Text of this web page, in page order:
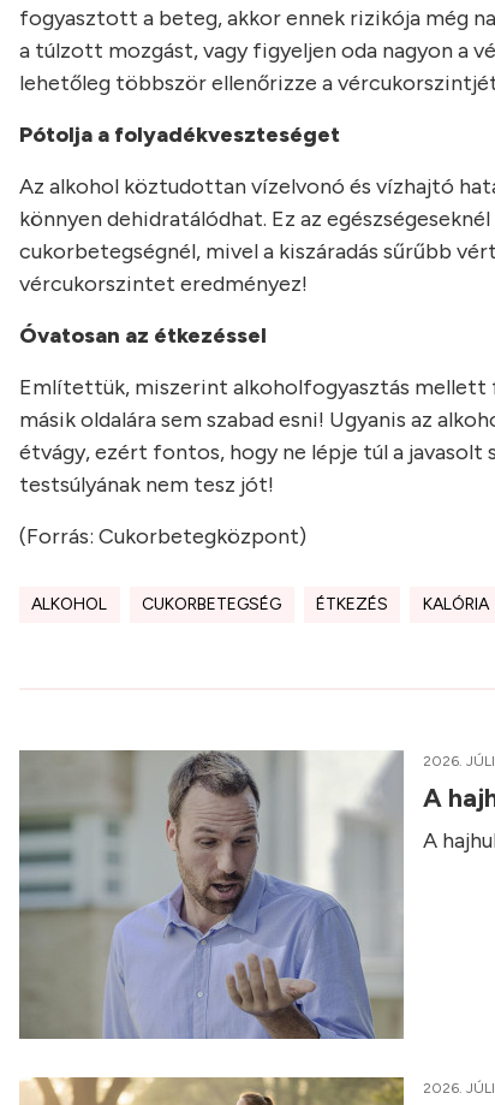
fogyasztott a beteg, akkor ennek rizikója még
a túlzott mozgást, vagy figyeljen oda nagyon a
lehetőleg többször ellenőrizze a
Pótolja a folyadékveszteséget
Az alkohol köztudottan vízelvonó és vízhajtó
könnyen dehidratálódhat. Ez az egészségeseknél
cukorbetegségnél, mivel a kiszáradás sűrűbb
vércukorszintet eredményez!
Óvatosan az étkezéssel
Említettük, miszerint alkoholfogyasztás mellett
másik oldalára sem szabad esni! Ugyanis az
étvágy, ezért fontos, hogy ne lépje túl a javasolt
testsúlyának nem tesz jót!
(Forrás: Cukorbetegközpont)
ALKOHOL CUKORBETEGSÉG ÉTKEZÉS KALÓRIA
2026.
A
A
2026.